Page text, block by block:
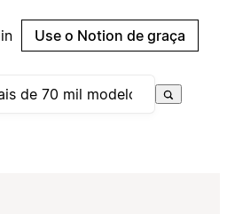
Use o Notion de graça